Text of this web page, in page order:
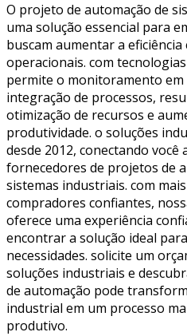
O projeto de automação de
uma solução essencial para
buscam aumentar a
operacionais. com
permite o monitoramento em
integração de processos,
otimização de recursos e
produtividade. o soluções
desde 2012, conectando você
fornecedores de projetos de
sistemas industriais. com
compradores confiantes,
oferece uma experiência
encontrar a solução ideal
necessidades. solicite um
soluções industriais e
de automação pode
industrial em um processo
produtivo.